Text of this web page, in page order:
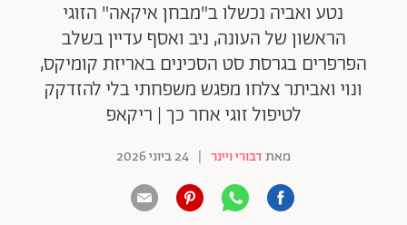
נטע ואביה נכשלו ב"מבחן איקאה" הזוגי
הראשון של העונה, ניב ואסף עדיין בשלב
הפרפרים בגרסת סט הסכינים באריזת קומיקס,
ונוי ואביתר צלחו מפגש משפחתי בלי להזדקק
לטיפול זוגי אחר כך | ריקאפ
מאתדבורי ויינר | 24 ביוני 2026